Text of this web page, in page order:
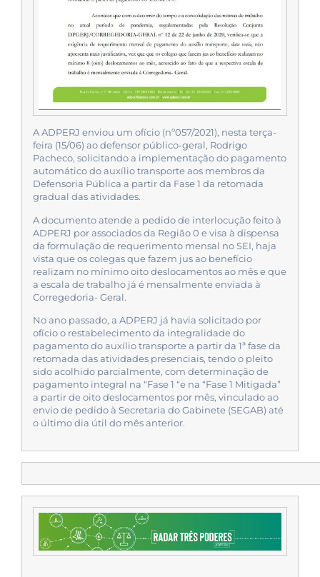
A ADPERJ enviou um ofício (nº057/2021), nesta terça-
feira (15/06) ao defensor público-geral, Rodrigo
Pacheco, solicitando a implementação do pagamento
automático do auxílio transporte aos membros da
Defensoria Pública a partir da Fase 1 da retomada
gradual das atividades.
A documento atende a pedido de interlocução feito à
ADPERJ por associados da Região 0 e visa à dispensa
da formulação de requerimento mensal no SEI, haja
vista que os colegas que fazem jus ao benefício
realizam no mínimo oito deslocamentos ao mês e que
a escala de trabalho já é mensalmente enviada à
Corregedoria- Geral.
No ano passado, a ADPERJ já havia solicitado por
ofício o restabelecimento da integralidade do
pagamento do auxílio transporte a partir da 1ª fase da
retomada das atividades presenciais, tendo o pleito
sido acolhido parcialmente, com determinação de
pagamento integral na “Fase 1 “e na “Fase 1 Mitigada”
a partir de oito deslocamentos por mês, vinculado ao
envio de pedido à Secretaria do Gabinete (SEGAB) até
o último dia útil do mês anterior.